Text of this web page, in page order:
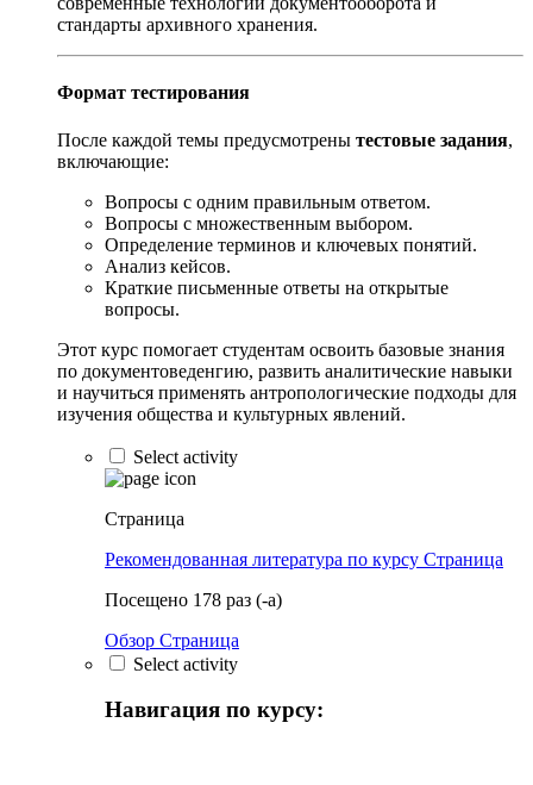
стандарты архивного хранения.
Формат тестирования
После каждой темы предусмотрены тестовые задания,
включающие:
Вопросы с одним правильным ответом.
Вопросы с множественным выбором.
Определение терминов и ключевых понятий.
Анализ кейсов.
Краткие письменные ответы на открытые
вопросы.
Этот курс помогает студентам освоить базовые знания
по документоведенгию, развить аналитические навыки
и научиться применять антропологические подходы для
изучения общества и культурных явлений.
Select activity
Страница
Рекомендованная литература по курсу Страница
Посещено 178 раз (-а)
Обзор Страница
Select activity
Навигация по курсу: